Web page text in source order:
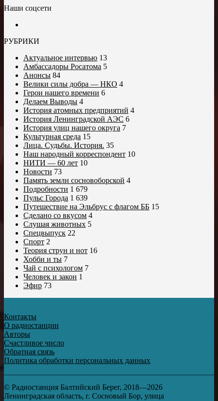
Наши соцсети
РУБРИКИ
Актуальное интервью 13
Амбассадоры Росатома 5
Анонсы 84
Велики силы добра — НКО 4
Герои нашего времени 6
Делаем Выводы 4
История атомных предприятий 4
История Ленинградской АЭС 6
История улиц нашего округа 7
Культурная среда 15
Лица. Судьбы. История. 35
Наш народный корреспондент 10
НИТИ — 60 лет 10
Новости 73
Память земли сосновоборской 4
Подробности 1 679
Пульс Города 1 639
Путешествие на Эльбрус с флагом ББ 15
Сделано со вкусом 4
Слушая животных 5
Спецвыпуск 22
Спорт 2
Теория струн и нот 16
Хобби и ты 7
Чай с психологом 7
Человек и закон 1
Эфир 73
Контакты
О радиостанции
Авторы
Счастливое число
Обратная связь
Политика обработки персональных данных
© Радиостанция Балтийский Берег, 2018—2026
Ленинградская область, г. Сосновый Бор, улица